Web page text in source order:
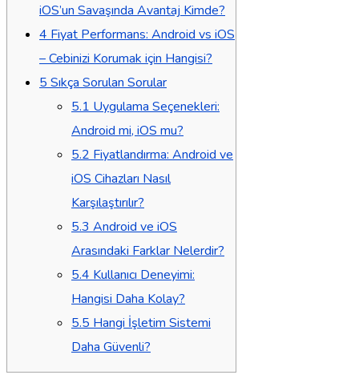
iOS’un Savaşında Avantaj Kimde?
4 Fiyat Performans: Android vs iOS
– Cebinizi Korumak için Hangisi?
5 Sıkça Sorulan Sorular
5.1 Uygulama Seçenekleri:
Android mi, iOS mu?
5.2 Fiyatlandırma: Android ve
iOS Cihazları Nasıl
Karşılaştırılır?
5.3 Android ve iOS
Arasındaki Farklar Nelerdir?
5.4 Kullanıcı Deneyimi:
Hangisi Daha Kolay?
5.5 Hangi İşletim Sistemi
Daha Güvenli?